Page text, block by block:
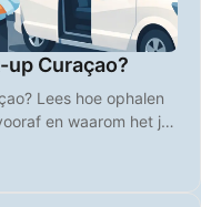
Curaçao?
Lees hoe ophalen
en waarom het je